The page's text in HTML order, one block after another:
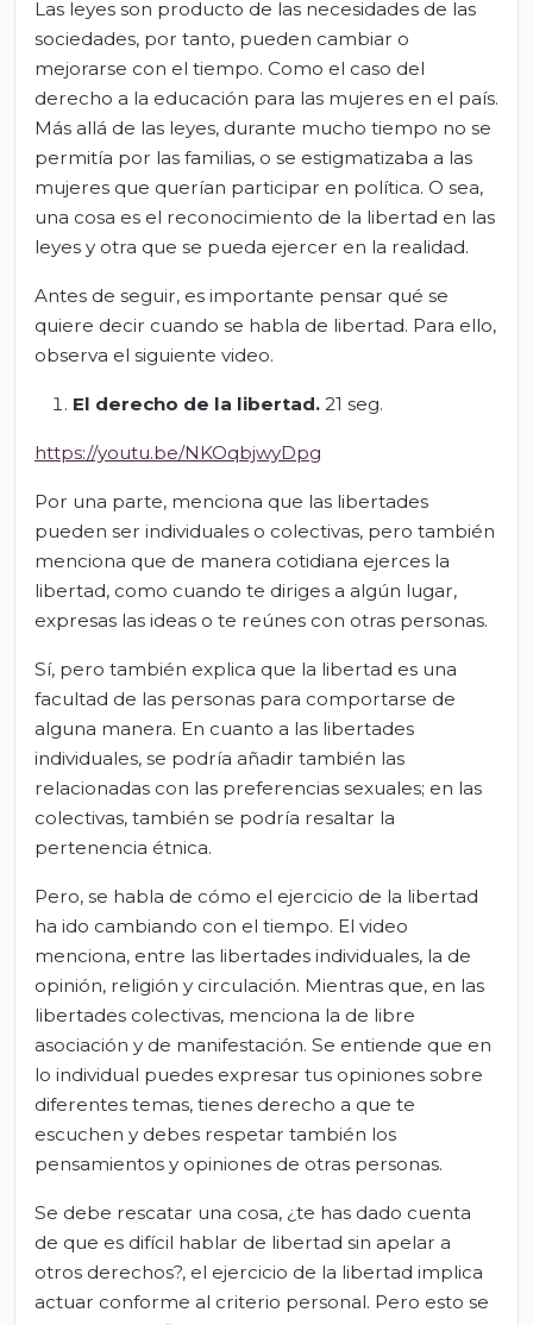
Las leyes son producto de las necesidades de las
sociedades, por tanto, pueden cambiar o
mejorarse con el tiempo. Como el caso del
derecho a la educación para las mujeres en el país.
Más allá de las leyes, durante mucho tiempo no se
permitía por las familias, o se estigmatizaba a las
mujeres que querían participar en política. O sea,
una cosa es el reconocimiento de la libertad en las
leyes y otra que se pueda ejercer en la realidad.
Antes de seguir, es importante pensar qué se
quiere decir cuando se habla de libertad. Para ello,
observa el siguiente video.
El derecho de la libertad. 21 seg.
https://youtu.be/NKOqbjwyDpg
Por una parte, menciona que las libertades
pueden ser individuales o colectivas, pero también
menciona que de manera cotidiana ejerces la
libertad, como cuando te diriges a algún lugar,
expresas las ideas o te reúnes con otras personas.
Sí, pero también explica que la libertad es una
facultad de las personas para comportarse de
alguna manera. En cuanto a las libertades
individuales, se podría añadir también las
relacionadas con las preferencias sexuales; en las
colectivas, también se podría resaltar la
pertenencia étnica.
Pero, se habla de cómo el ejercicio de la libertad
ha ido cambiando con el tiempo. El video
menciona, entre las libertades individuales, la de
opinión, religión y circulación. Mientras que, en las
libertades colectivas, menciona la de libre
asociación y de manifestación. Se entiende que en
lo individual puedes expresar tus opiniones sobre
diferentes temas, tienes derecho a que te
escuchen y debes respetar también los
pensamientos y opiniones de otras personas.
Se debe rescatar una cosa, ¿te has dado cuenta
de que es difícil hablar de libertad sin apelar a
otros derechos?, el ejercicio de la libertad implica
actuar conforme al criterio personal. Pero esto se